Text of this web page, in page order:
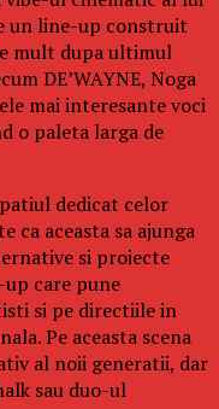
un line-up construit
mult dupa ultimul
DE’WAYNE, Noga
mai interesante voci
o paleta larga de
dedicat celor
ca aceasta sa ajunga
si proiecte
care pune
si pe directiile in
Pe aceasta scena
al noii generatii, dar
sau duo-ul